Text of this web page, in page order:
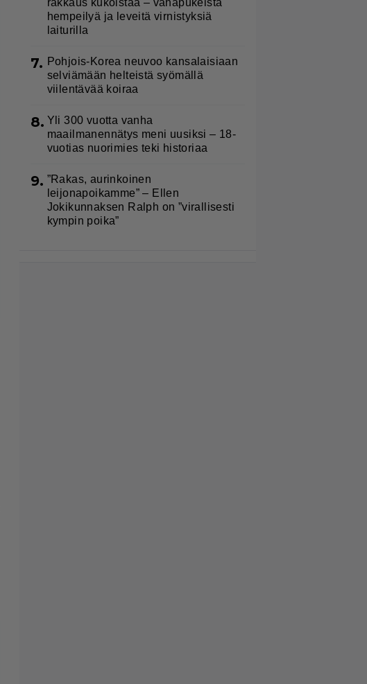
rakkaus kukoistaa – vähäpukeista
hempeilyä ja leveitä virnistyksiä
laiturilla
7. Pohjois-Korea neuvoo kansalaisiaan
selviämään helteistä syömällä
viilentävää koiraa
8. Yli 300 vuotta vanha
maailmanennätys meni uusiksi – 18-
vuotias nuorimies teki historiaa
9. ”Rakas, aurinkoinen
leijonapoikamme” – Ellen
Jokikunnaksen Ralph on ”virallisesti
kympin poika”